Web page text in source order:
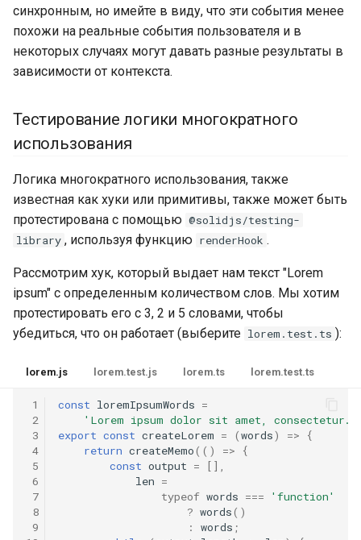
синхронным, но имейте в виду, что эти события менее
похожи на реальные события пользователя и в
некоторых случаях могут давать разные результаты в
зависимости от контекста.
Тестирование логики многократного
использования
Логика многократного использования, также
известная как хуки или примитивы, также может быть
протестирована с помощью @solidjs/testing-
library , используя функцию renderHook .
Рассмотрим хук, который выдает нам текст "Lorem
ipsum" с определенным количеством слов. Мы хотим
протестировать его с 3, 2 и 5 словами, чтобы
убедиться, что он работает (выберите lorem.test.ts ):
lorem.js lorem.test.js lorem.ts lorem.test.ts
1
2
3
4
5
6
7
8
9
const loremIpsumWords =
'Lorem ipsum dolor sit amet, consectetur…'
export const createLorem = (words) =>
{
return createMemo(() =>
{
const output =
[],
len =
typeof words ===
'function'
? words()
:
words ;